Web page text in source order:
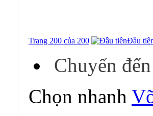
Trang 200 của 200 Đầu
Chuyển
Chọn nhanh